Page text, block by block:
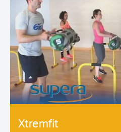
Xtremfit